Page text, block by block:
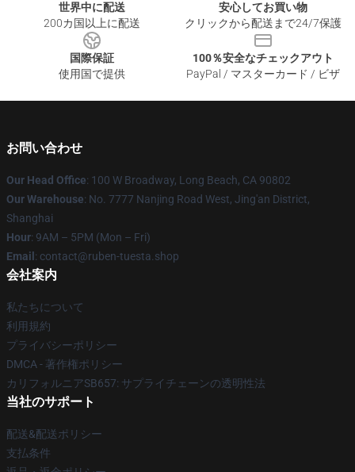
世界中に配送
200カ国以上に配送
安心してお買い物
クリックから配送まで24/7保護
国際保証
使用国で提供
100％安全なチェックアウト
PayPal / マスターカード / ビザ
お問い合わせ
Our Head Office: 100 W Broadway, Long Beach, CA 90802
Our Warehouse: No. 7777 Nanjing Road West, Jing'an District,
Shanghai
Hour: 9AM – 5PM (Mon – Fri)
Email : contact@ruben-tuesta.shop
会社案内
私たちについて
利用規約
プライバシーポリシー
DMCA - 著作権ポリシー
カリフォルニアSB657: サプライチェーンの透明性法
当社のサポート
配送&配送ポリシー
支払条件